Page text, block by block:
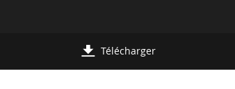
Télécharger